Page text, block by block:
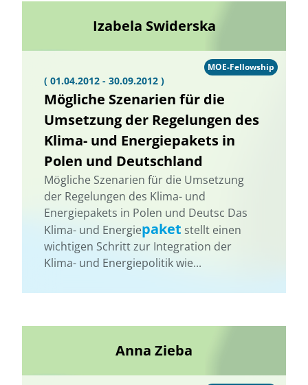
Izabela Swiderska
( 01.04.2012 - 30.09.2012 )
Mögliche Szenarien für die
Umsetzung der Regelungen des
Klima- und Energiepakets in
Polen und Deutschland
Mögliche Szenarien für die Umsetzung
der Regelungen des Klima- und
Energiepakets in Polen und Deutsc Das
Klima- und Energiepaket stellt einen
wichtigen Schritt zur Integration der
Klima- und Energiepolitik wie...
MOE-Fellowship
Anna Zieba